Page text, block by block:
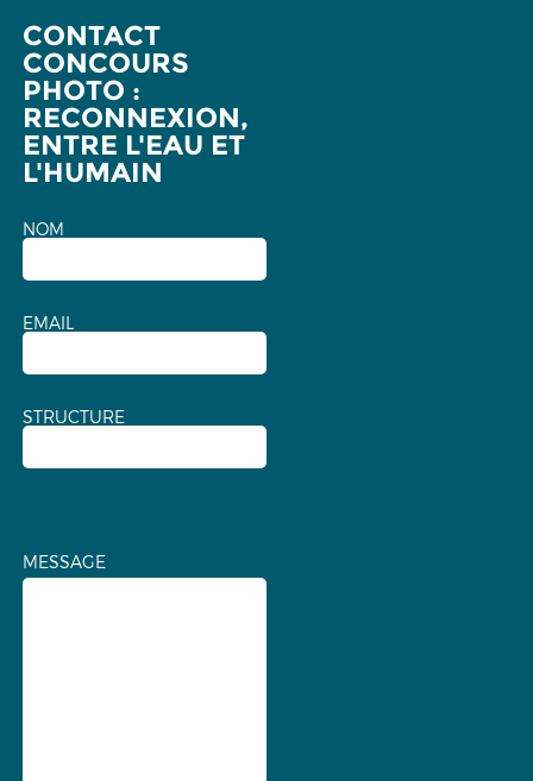
CONTACT
CONCOURS
PHOTO :
RECONNEXION,
ENTRE L'EAU ET
L'HUMAIN
NOM
EMAIL
STRUCTURE
MESSAGE